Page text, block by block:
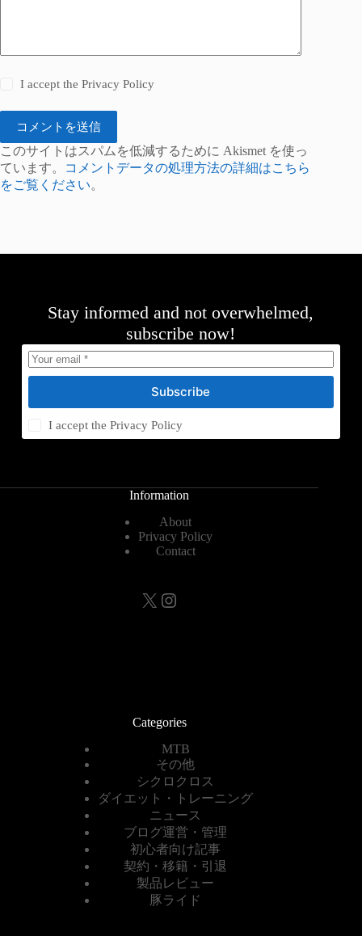
I accept thePrivacy Policy
コメントを送信
このサイトはスパムを低減するために Akismet を使っ
ています。
コメントデータの処理方法の詳細はこちら
をご覧ください。
Stay informed and not overwhelmed,
subscribe now!
Subscribe
I accept thePrivacy Policy
Information
About
Privacy Policy
Contact
X Instagram
Categories
MTB
その他
シクロクロス
ダイエット・トレーニング
ニュース
ブログ運営・管理
初心者向け記事
契約・移籍・引退
製品レビュー
豚ライド